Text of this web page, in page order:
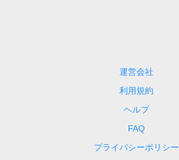
運営会社
利用規約
ヘルプ
FAQ
プライバシーポリシー